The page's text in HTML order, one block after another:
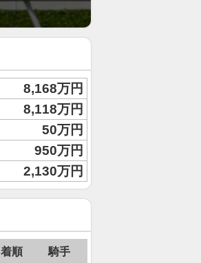
8,168万円
8,118万円
50万円
950万円
2,130万円
着順 騎手